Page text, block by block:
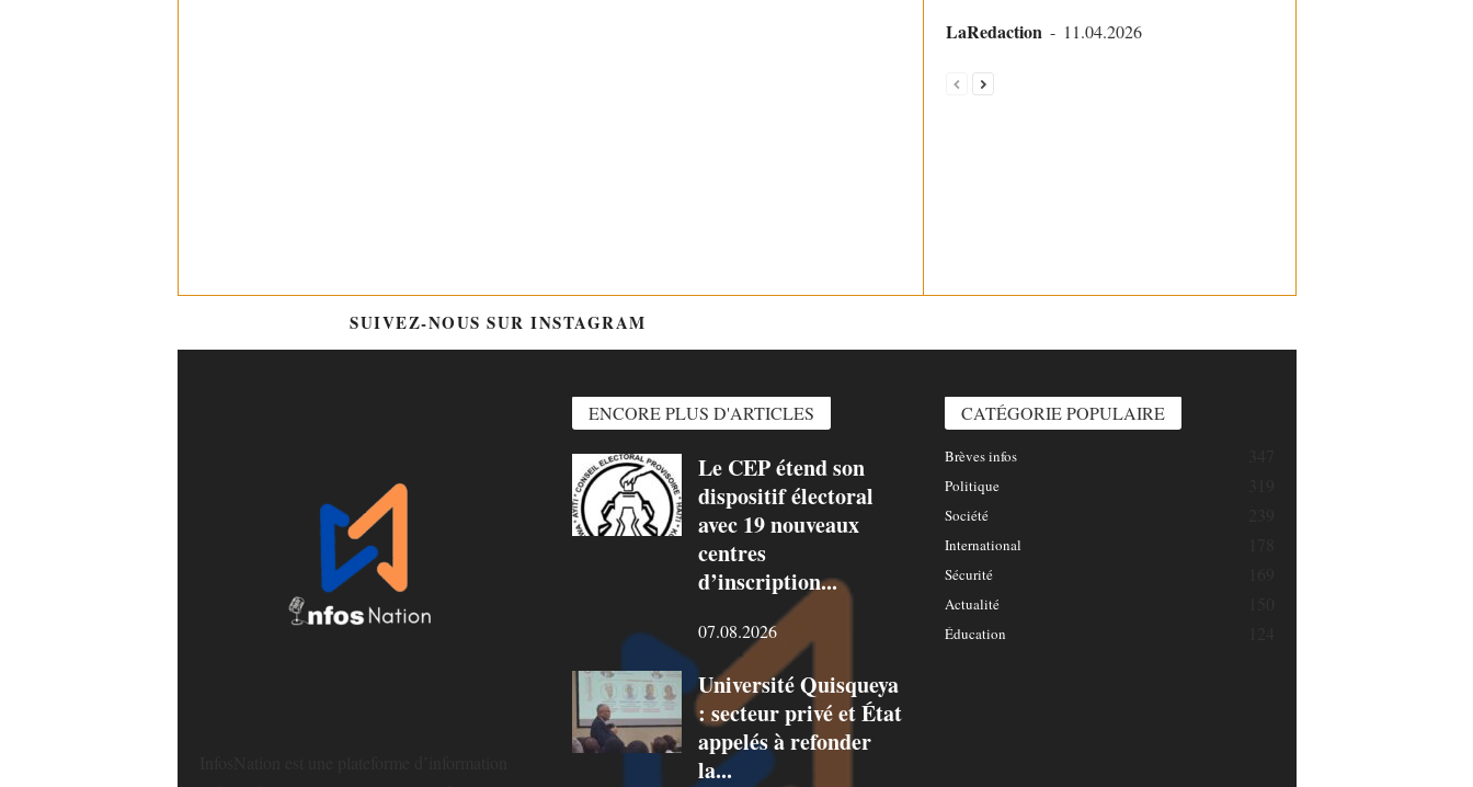
LaRedaction - 11.04.2026
SUIVEZ-NOUS SUR INSTAGRAM
ENCORE PLUS D'ARTICLES
Le CEP étend son
dispositif électoral
avec 19 nouveaux
centres
d’inscription...
07.08.2026
Université Quisqueya
: secteur privé et État
appelés à refonder
la...
CATÉGORIE POPULAIRE
Brèves infos
Politique
Société
International
Sécurité
Actualité
Éducation